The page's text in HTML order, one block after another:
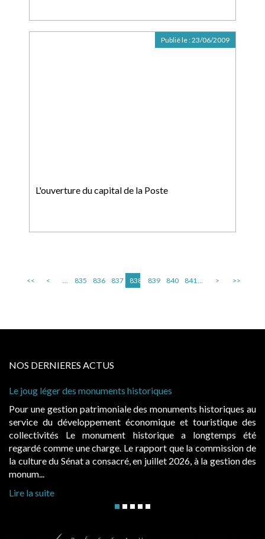
L'ouverture du capital de la Poste
Publié le :23/06/2009
<< < ... 835 836 837 838 839 840 841... > >>
NOS DERNIERES ACTUS
Le joug léger des monuments historiques
Pour une gestion patrimoniale des monuments historiques au
service du développement économique et touristique des
collectivités Le monument historique a longtemps été
regardé comme une charge. Le rapport que la commission de
la culture du Sénat a consacré, en juillet 2026, à la gestion des
monum...
Lire la suite